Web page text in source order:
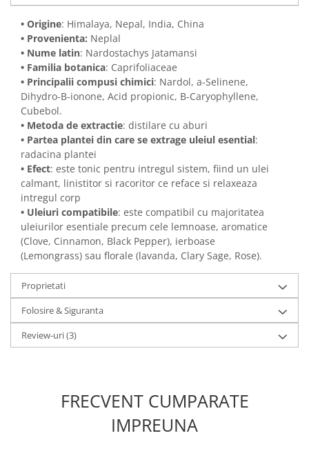
• Origine: Himalaya, Nepal, India, China
• Provenienta: Neplal
• Nume latin: Nardostachys Jatamansi
• Familia botanica: Caprifoliaceae
• Principalii compusi chimici: Nardol, a-Selinene,
Dihydro-B-ionone, Acid propionic, B-Caryophyllene,
Cubebol.
• Metoda de extractie: distilare cu aburi
• Partea plantei din care se extrage uleiul esential:
radacina plantei
• Efect: este tonic pentru intregul sistem, fiind un ulei
calmant, linistitor si racoritor ce reface si relaxeaza
intregul corp
• Uleiuri compatibile: este compatibil cu majoritatea
uleiurilor esentiale precum cele lemnoase, aromatice
(Clove, Cinnamon, Black Pepper), ierboase
(Lemongrass) sau florale (lavanda, Clary Sage, Rose).
Proprietati
Folosire & Siguranta
Review-uri(3)
FRECVENT CUMPARATE
IMPREUNA